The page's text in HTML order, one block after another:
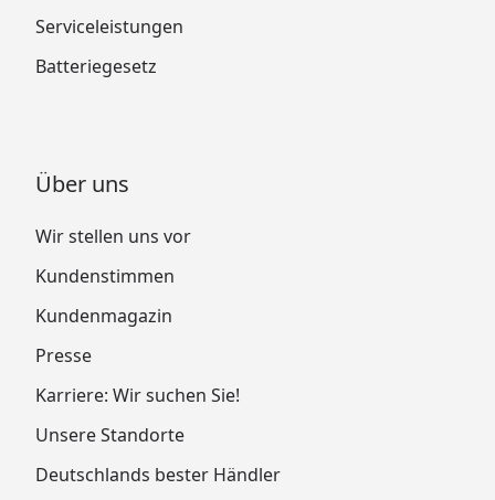
Serviceleistungen
Batteriegesetz
Über uns
Wir stellen uns vor
Kundenstimmen
Kundenmagazin
Presse
Karriere: Wir suchen Sie!
Unsere Standorte
Deutschlands bester Händler